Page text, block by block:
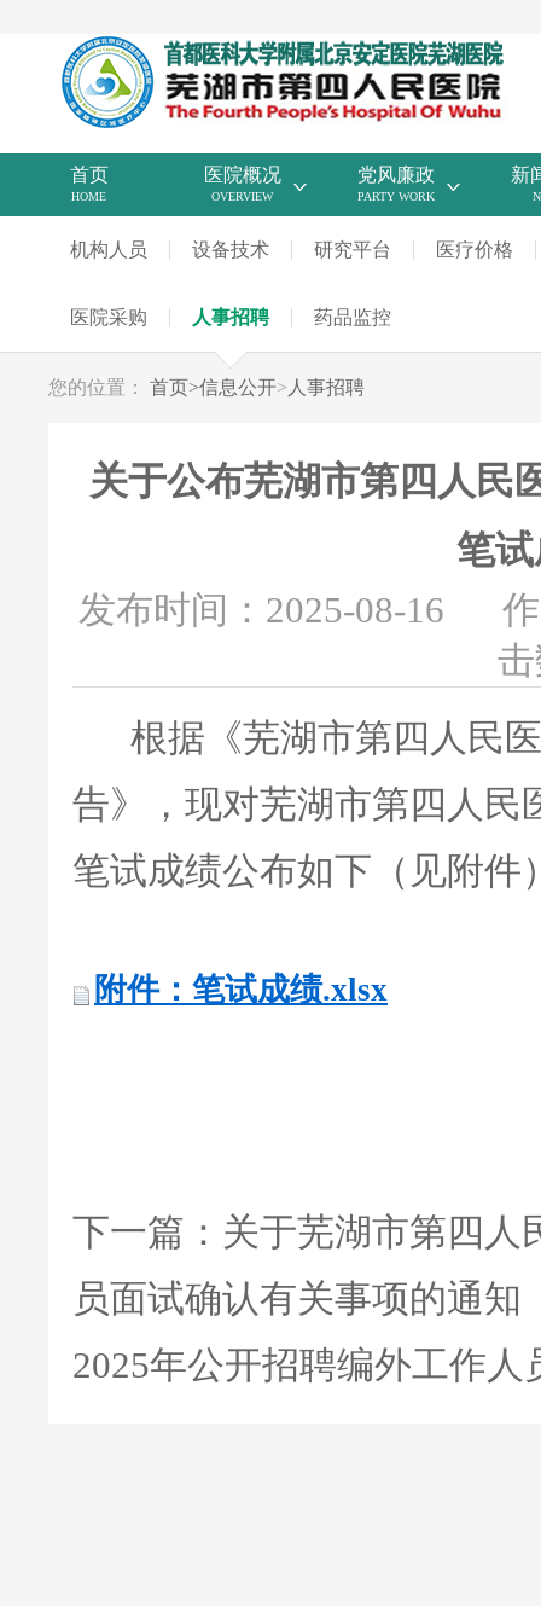
首页
HOME
医院概况
OVERVIEW
党风廉政
PARTY WORK
新
机构人员 设备技术 研究平台 医疗价格
医院采购 人事招聘 药品监控
您的位置： 首页>信息公开> 人事招聘
关于公布芜湖市第四人民
笔
发布时间：2025-08-16
根据《芜湖市第四人民医
告》，现对芜湖市第四人民
笔试成绩公布如下（见附件
附件：笔试成绩.xlsx
下一篇： 关于芜湖市第四人
员面试确认有关事项的通知
2025年公开招聘编外工作